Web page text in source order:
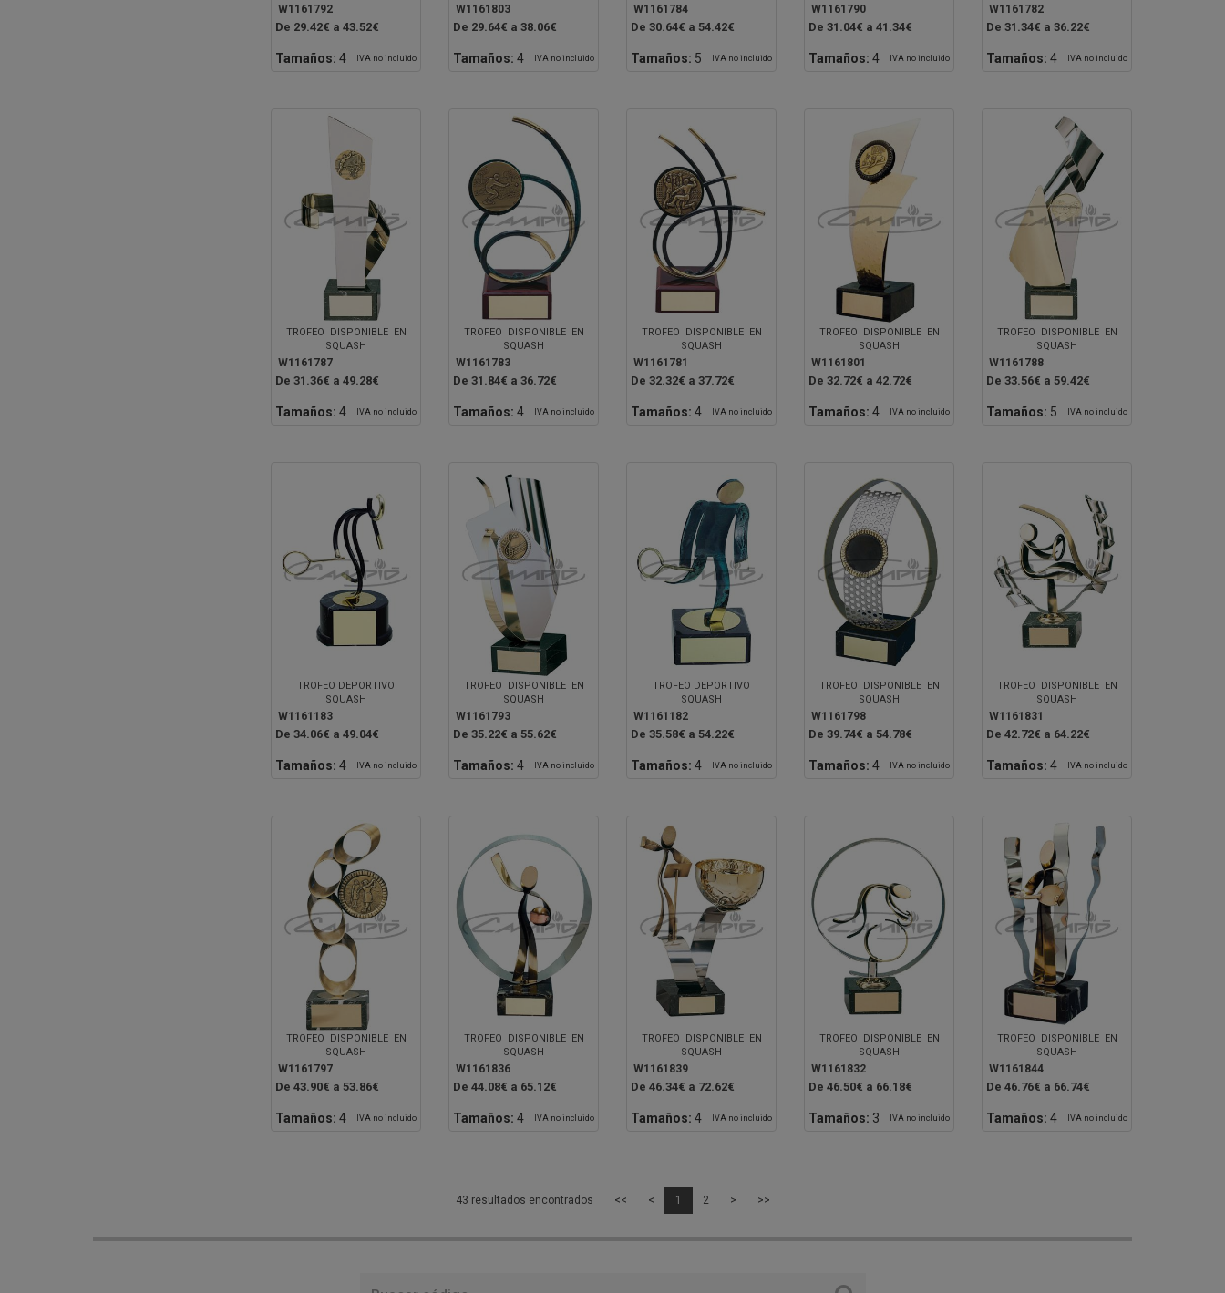
W1161792
De 29.42€ a 43.52€
Tamaños: 4 IVA no incluido
W1161803
De 29.64€ a 38.06€
Tamaños: 4 IVA no incluido
W1161784
De 30.64€ a 54.42€
Tamaños: 5 IVA no incluido
W1161790
De 31.04€ a 41.34€
Tamaños: 4 IVA no incluido
W1161782
De 31.34€ a 36.22€
Tamaños: 4 IVA no incluido
TROFEO DISPONIBLE EN
SQUASH
W1161787
De 31.36€ a 49.28€
Tamaños: 4 IVA no incluido
TROFEO DISPONIBLE EN
SQUASH
W1161783
De 31.84€ a 36.72€
Tamaños: 4 IVA no incluido
TROFEO DISPONIBLE EN
SQUASH
W1161781
De 32.32€ a 37.72€
Tamaños: 4 IVA no incluido
TROFEO DISPONIBLE EN
SQUASH
W1161801
De 32.72€ a 42.72€
Tamaños: 4 IVA no incluido
TROFEO DISPONIBLE EN
SQUASH
W1161788
De 33.56€ a 59.42€
Tamaños: 5 IVA no incluido
TROFEO DEPORTIVO
SQUASH
W1161183
De 34.06€ a 49.04€
Tamaños: 4 IVA no incluido
TROFEO DISPONIBLE EN
SQUASH
W1161793
De 35.22€ a 55.62€
Tamaños: 4 IVA no incluido
TROFEO DEPORTIVO
SQUASH
W1161182
De 35.58€ a 54.22€
Tamaños: 4 IVA no incluido
TROFEO DISPONIBLE EN
SQUASH
W1161798
De 39.74€ a 54.78€
Tamaños: 4 IVA no incluido
TROFEO DISPONIBLE EN
SQUASH
W1161831
De 42.72€ a 64.22€
Tamaños: 4 IVA no incluido
TROFEO DISPONIBLE EN
SQUASH
W1161797
De 43.90€ a 53.86€
Tamaños: 4 IVA no incluido
TROFEO DISPONIBLE EN
SQUASH
W1161836
De 44.08€ a 65.12€
Tamaños: 4 IVA no incluido
TROFEO DISPONIBLE EN
SQUASH
W1161839
De 46.34€ a 72.62€
Tamaños: 4 IVA no incluido
TROFEO DISPONIBLE EN
SQUASH
W1161832
De 46.50€ a 66.18€
Tamaños: 3 IVA no incluido
TROFEO DISPONIBLE EN
SQUASH
W1161844
De 46.76€ a 66.74€
Tamaños: 4 IVA no incluido
43 resultados encontrados << < 1 2 > >>